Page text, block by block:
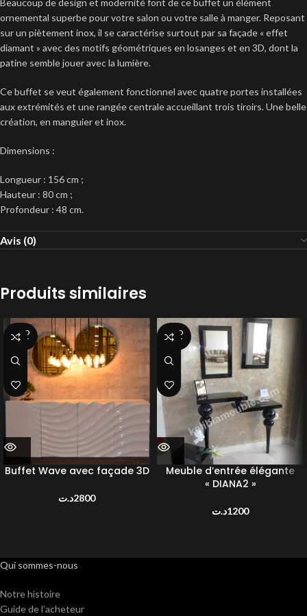
Beaucoup de design et modernité font de ce buffet un élément
ornemental superbe pour votre salon ou votre salle à manger. Reposant
sur un piètement inox, il se caractérise surtout par sa façade « effet
diamant » avec des motifs géométriques en losanges et en 3D, dont la
patine semble jouer avec la lumière.
Ce buffet se veut également fonctionnel avec quatre portes installées
aux extrémités et une rangée centrale accueillant trois tiroirs. Une belle
création, en manguier et inox.
Dimensions :
Longueur : 156 cm ;
Hauteur : 80 cm ;
Profondeur : 48 cm.
Avis (0)
Produits similaires
SOLD
OUT
Buffet Wave avec façade 3D
2800د.ت
SOLD
OUT
Meuble d’entrée élégante
« DIANA2 »
1200د.ت
Qui sommes-nous
Notre histoire
Guide de l’acheteur